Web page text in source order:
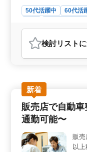
50代活躍中 60代活
おすすめポイント
＜軽自動車販売店
点検やドラレコ取
売店ならではの納車
活かしながら活躍
る勤務環境＞ 完全
は110日あります。
ベートのバランスを
からアクセスしや
イカー通勤も可能
検討リスト
新着
販売店で自動
通勤可能〜
販売
以